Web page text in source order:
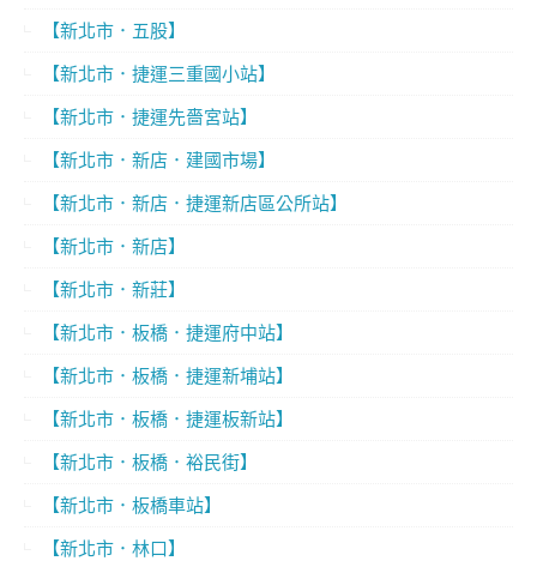
【新北市．五股】
【新北市．捷運三重國小站】
【新北市．捷運先嗇宮站】
【新北市．新店．建國市場】
【新北市．新店．捷運新店區公所站】
【新北市．新店】
【新北市．新莊】
【新北市．板橋．捷運府中站】
【新北市．板橋．捷運新埔站】
【新北市．板橋．捷運板新站】
【新北市．板橋．裕民街】
【新北市．板橋車站】
【新北市．林口】